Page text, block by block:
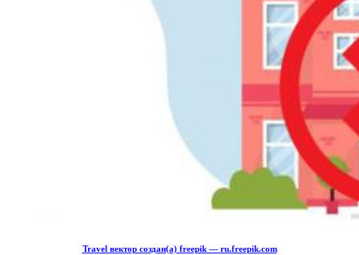
Travel вектор создан(а) freepik — ru.freepik.com